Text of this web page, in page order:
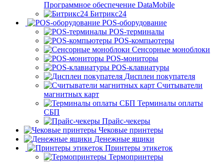
Программное обеспечение DataMobile
Битрикс24
POS-оборудование
POS-терминалы
POS-компьютеры
Сенсорные моноблоки
POS-мониторы
POS-клавиатуры
Дисплеи покупателя
Считыватели
магнитных карт
Терминалы оплаты
СБП
Прайс-чекеры
Чековые принтеры
Денежные ящики
Принтеры этикеток
Термопринтеры